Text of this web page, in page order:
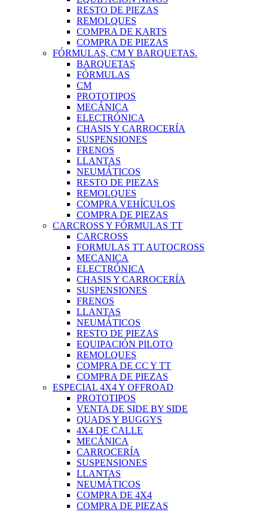
RESTO DE PIEZAS
REMOLQUES
COMPRA DE KARTS
COMPRA DE PIEZAS
FÓRMULAS, CM Y BARQUETAS.
BARQUETAS
FÓRMULAS
CM
PROTOTIPOS
MECÁNICA
ELECTRÓNICA
CHASIS Y CARROCERÍA
SUSPENSIONES
FRENOS
LLANTAS
NEUMÁTICOS
RESTO DE PIEZAS
REMOLQUES
COMPRA VEHÍCULOS
COMPRA DE PIEZAS
CARCROSS Y FÓRMULAS TT
CARCROSS
FORMULAS TT AUTOCROSS
MECANICA
ELECTRÓNICA
CHASIS Y CARROCERÍA
SUSPENSIONES
FRENOS
LLANTAS
NEUMÁTICOS
RESTO DE PIEZAS
EQUIPACIÓN PILOTO
REMOLQUES
COMPRA DE CC Y TT
COMPRA DE PIEZAS
ESPECIAL 4X4 Y OFFROAD
PROTOTIPOS
VENTA DE SIDE BY SIDE
QUADS Y BUGGYS
4X4 DE CALLE
MECÁNICA
CARROCERÍA
SUSPENSIONES
LLANTAS
NEUMÁTICOS
COMPRA DE 4X4
COMPRA DE PIEZAS